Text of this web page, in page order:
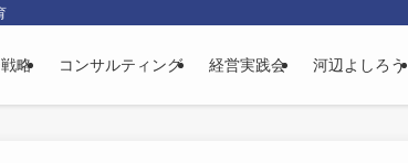
略 コンサルティング 経営実践会 河辺よしろう